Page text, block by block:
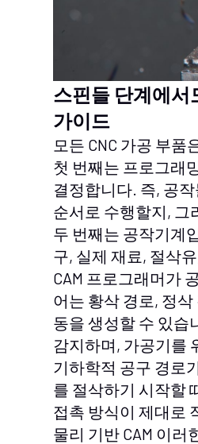
스핀들 단계에서
가이드
모든 CNC 가공 부
첫 번째는 프로그래
결정합니다. 즉, 공
순서로 수행할지, 그
두 번째는 공작기계
구, 실제 재료, 절삭
CAM 프로그래머가
어는 황삭 경로, 정
동을 생성할 수 있습
감지하며, 가공기를
기하학적 공구 경로
를 절삭하기 시작할
접촉 방식이 제대로
물리 기반 CAM 이